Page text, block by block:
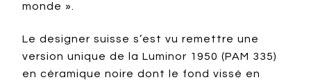
monde ».
Le designer suisse s’est vu remettre une
version unique de la Luminor 1950 (PAM 335)
en céramique noire dont le fond vissé en